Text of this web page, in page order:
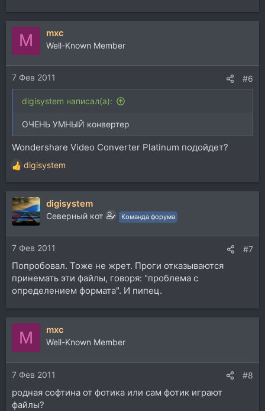
M mxc
Well-Known Member
7 Фев 2011 #6
digisystem написал(а):
ОЧЕНЬ УМНЫЙ конвертер
Wondershare Video Converter Platinum подойдет?
Р
е
а
к
ц
и
и
:
digisystem
digisystem
Северный кот Команда форума
7 Фев 2011 #7
Попробовал. Тоже не жрет. Проги отказываются
принемать эти файлы, говоря: "проблема с
определением формата". И пипец.
M mxc
Well-Known Member
7 Фев 2011 #8
родная софтина от фотика или сам фотик играют
файлы?